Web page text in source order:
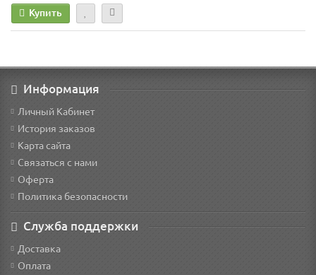
Купить
Информация
Личный Кабинет
История заказов
Карта сайта
Связаться с нами
Оферта
Политика безопасности
Служба поддержки
Доставка
Оплата